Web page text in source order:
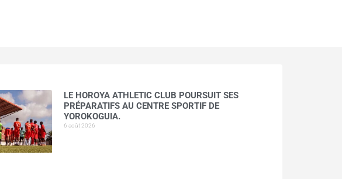
LE HOROYA ATHLETIC CLUB POURSUIT SES
PRÉPARATIFS AU CENTRE SPORTIF DE
YOROKOGUIA.
6 août 2026